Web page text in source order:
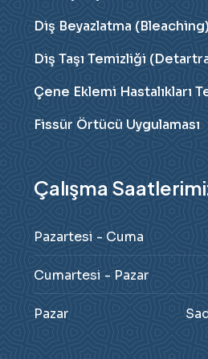
Diş Beyazlatma (Bleaching)
Diş Taşı Temizliği
Çene Eklemi Hastalıkları
Fissür Örtücü Uygulaması
Çalışma
Pazartesi - Cuma
Cumartesi - Pazar
Pazar